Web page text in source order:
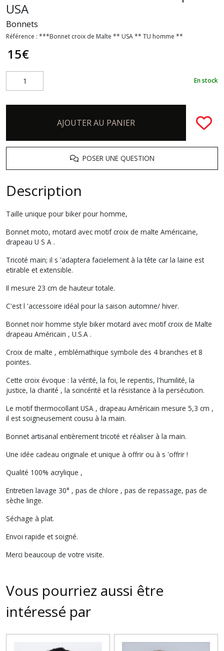
USA
Bonnets
Référence : ***Bonnet croix de Malte ** USA ** TU homme **
15€
En stock
AJOUTER AU PANIER
POSER UNE QUESTION
Description
Taille unique pour biker pour homme,
Bonnet moto, motard avec motif croix de malte Américaine,
drapeau U S A .
Tricoté main; il s 'adaptera facielement à la tête car la laine est
etirable et extensible.
Il mesure 23 cm de hauteur totale.
C'est l 'accessoire idéal pour la saison automne/ hiver.
Bonnet noir homme style biker motard avec motif croix de Malte
drapeau Américain , U.S.A .
Croix de malte , emblémathique symbole des 4 branches et 8
pointes.
Cette croix évoque : la vérité, la foi, le repentis, l'humilité, la
justice, la charité , la scincérité et la résistance à la persécution.
Le motif thermocollant USA , drapeau Américain mesure 5,3 cm ,
il est soigneusement cousu à la main.
Bonnet artisanal entièrement tricoté et réaliser à la main.
Une idée cadeau originale et unique à offrir ou à s 'offrir !
Qualité 100% acrylique ,
Entretien lavage 30° , pas de chlore , pas de repassage, pas de
sèche linge.
Séchage à plat.
Envoi rapide et soigné.
Merci beaucoup de votre visite.
Vous pourriez aussi être
intéressé par